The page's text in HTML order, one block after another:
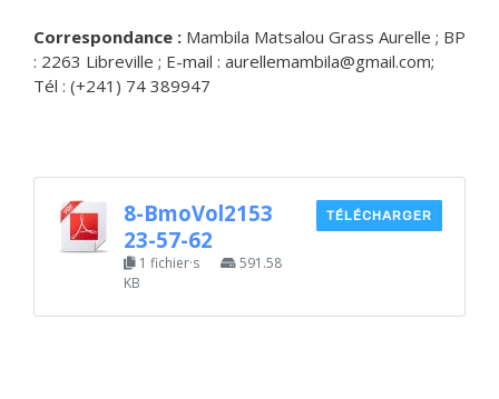
Correspondance : Mambila Matsalou Grass Aurelle ; BP
: 2263 Libreville ; E-mail : aurellemambila@gmail.com;
Tél : (+241) 74 389947
8-BmoVol2153
23-57-62
1 fichier·s
591.58
KB
TÉLÉCHARGER